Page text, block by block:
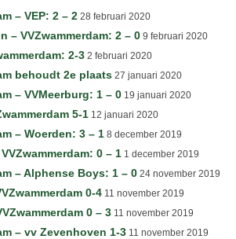
– VEP: 2 – 2 28 februari 2020
– VVZwammerdam: 2 – 0 9 februari 2020
2-3 2 februari 2020
behoudt 2e plaats 27 januari 2020
– VVMeerburg: 1 – 0 19 januari 2020
5-1 12 januari 2020
– Woerden: 3 – 1 8 december 2019
0 – 1 1 december 2019
– Alphense Boys: 1 – 0 24 november 2019
0-4 11 november 2019
0 – 3 11 november 2019
– vv Zevenhoven 1-3 11 november 2019